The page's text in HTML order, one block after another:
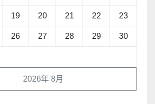
2026年 8月
19 20 21 22 23
26 27 28 29 30